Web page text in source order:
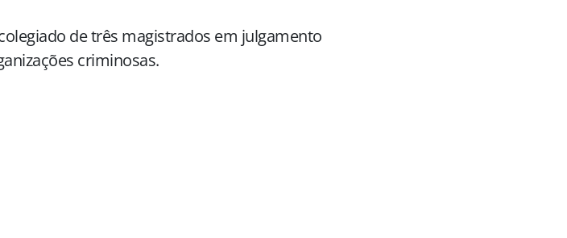
de três magistrados em julgamento
criminosas.